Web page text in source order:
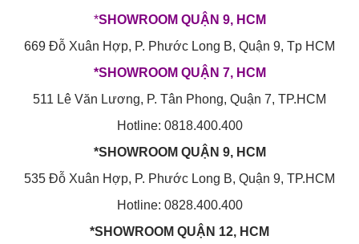
*SHOWROOM QUẬN 9, HCM
669 Đỗ Xuân Hợp, P. Phước Long B, Quận 9, Tp HCM
*SHOWROOM QUẬN 7, HCM
511 Lê Văn Lương, P. Tân Phong, Quận 7, TP.HCM
Hotline: 0818.400.400
*SHOWROOM QUẬN 9, HCM
535 Đỗ Xuân Hợp, P. Phước Long B, Quận 9, TP.HCM
Hotline: 0828.400.400
*SHOWROOM QUẬN 12, HCM